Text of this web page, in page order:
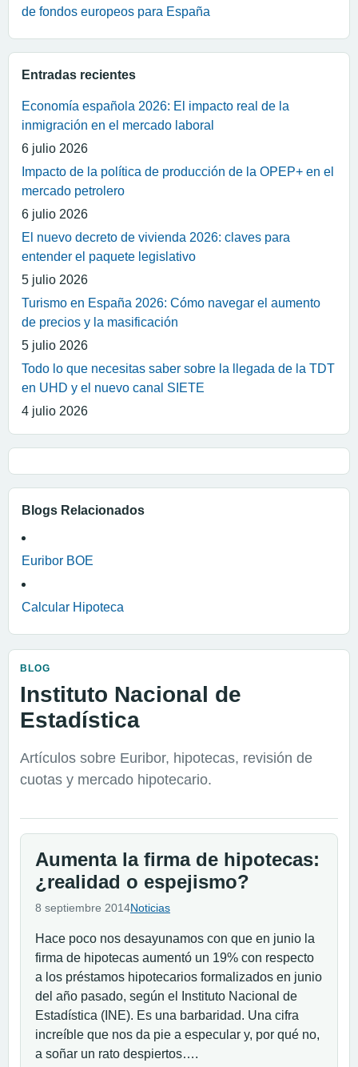
de fondos europeos para España
Entradas recientes
Economía española 2026: El impacto real de la
inmigración en el mercado laboral
6 julio 2026
Impacto de la política de producción de la OPEP+ en el
mercado petrolero
6 julio 2026
El nuevo decreto de vivienda 2026: claves para
entender el paquete legislativo
5 julio 2026
Turismo en España 2026: Cómo navegar el aumento
de precios y la masificación
5 julio 2026
Todo lo que necesitas saber sobre la llegada de la TDT
en UHD y el nuevo canal SIETE
4 julio 2026
Blogs Relacionados
Euribor BOE
Calcular Hipoteca
BLOG
Instituto Nacional de
Estadística
Artículos sobre Euribor, hipotecas, revisión de
cuotas y mercado hipotecario.
Aumenta la firma de hipotecas:
¿realidad o espejismo?
8 septiembre 2014Noticias
Hace poco nos desayunamos con que en junio la
firma de hipotecas aumentó un 19% con respecto
a los préstamos hipotecarios formalizados en junio
del año pasado, según el Instituto Nacional de
Estadística (INE). Es una barbaridad. Una cifra
increíble que nos da pie a especular y, por qué no,
a soñar un rato despiertos….